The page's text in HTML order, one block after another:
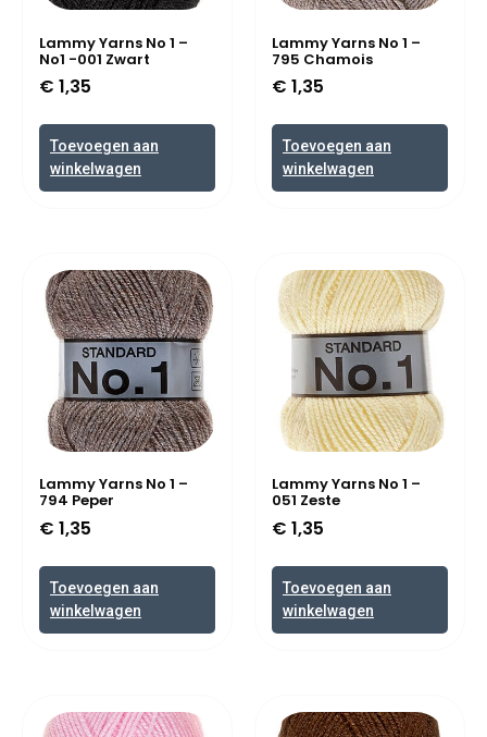
Lammy Yarns No 1 –
No1 -001 Zwart
€ 1,35
Toevoegen aan
winkelwagen
Lammy Yarns No 1 –
795 Chamois
€ 1,35
Toevoegen aan
winkelwagen
Lammy Yarns No 1 –
794 Peper
€ 1,35
Toevoegen aan
winkelwagen
Lammy Yarns No 1 –
051 Zeste
€ 1,35
Toevoegen aan
winkelwagen